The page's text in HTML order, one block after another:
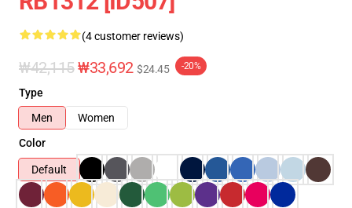
(4 customer reviews)
₩42,115₩33,692 $24.45 -20%
Type
Men
Women
Color
Default